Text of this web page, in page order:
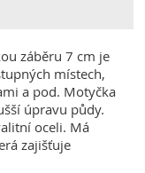
záběru 7 cm je
místech,
a pod. Motyčka
úpravu půdy.
oceli. Má
zajišťuje